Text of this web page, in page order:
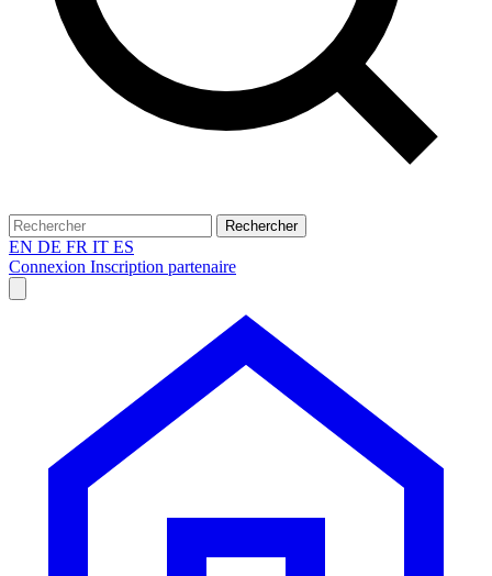
Rechercher
EN DE FR IT ES
Connexion Inscription partenaire